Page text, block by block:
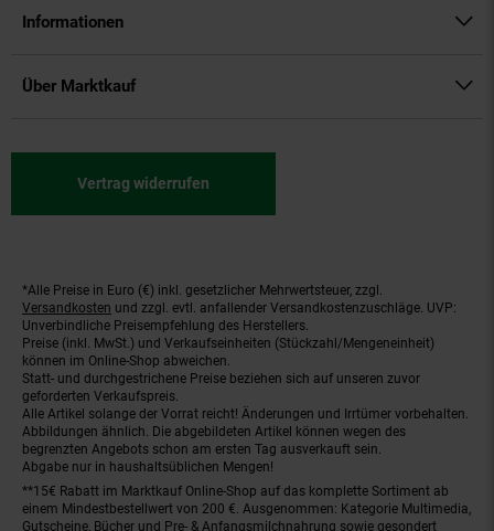
Informationen
Über Marktkauf
Vertrag widerrufen
Fußnoten
*Alle Preise in Euro (€) inkl. gesetzlicher Mehrwertsteuer, zzgl.
Versandkosten und zzgl. evtl. anfallender Versandkostenzuschläge. UVP:
Unverbindliche Preisempfehlung des Herstellers.
Preise (inkl. MwSt.) und Verkaufseinheiten (Stückzahl/Mengeneinheit)
können im Online-Shop abweichen.
Statt- und durchgestrichene Preise beziehen sich auf unseren zuvor
geforderten Verkaufspreis.
Alle Artikel solange der Vorrat reicht! Änderungen und Irrtümer vorbehalten.
Abbildungen ähnlich. Die abgebildeten Artikel können wegen des
begrenzten Angebots schon am ersten Tag ausverkauft sein.
Abgabe nur in haushaltsüblichen Mengen!
**15€ Rabatt im Marktkauf Online-Shop auf das komplette Sortiment ab
einem Mindestbestellwert von 200 €. Ausgenommen: Kategorie Multimedia,
Gutscheine, Bücher und Pre- & Anfangsmilchnahrung sowie gesondert